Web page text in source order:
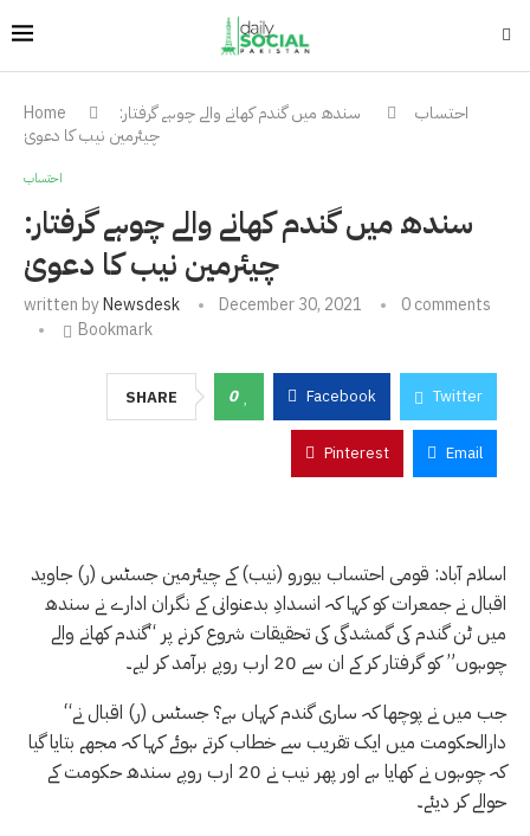
Home احتساب
سندھ میں گندم کھانے والے چوہے گرفتار:
چیئرمین نیب کا دعویٰ
احتساب
سندھ میں گندم کھانے والے چوہے گرفتار:
چیئرمین نیب کا دعویٰ
written byNewsdesk December 30, 2021
0 comments
Bookmark
SHARE 0 Facebook Twitter
Pinterest Email
اسلام آباد: قومی احتساب بیورو (نیب) کے چیئرمین جسٹس (ر) جاوید
اقبال نے جمعرات کو کہا کہ انسدادِ بدعنوانی کے نگران ادارے نے سندھ
میں ٹن گندم کی گمشدگی کی تحقیقات شروع کرنے پر “گندم کھانے والے
چوہوں” کو گرفتار کر کے ان سے 20 ارب روپے برآمد کر لیے۔
“جب میں نے پوچھا کہ ساری گندم کہاں ہے؟ جسٹس (ر) اقبال نے
دارالحکومت میں ایک تقریب سے خطاب کرتے ہوئے کہا کہ مجھے بتایا گیا
کہ چوہوں نے کھایا ہے اور پھر نیب نے 20 ارب روپے سندھ حکومت کے
حوالے کر دیئے۔